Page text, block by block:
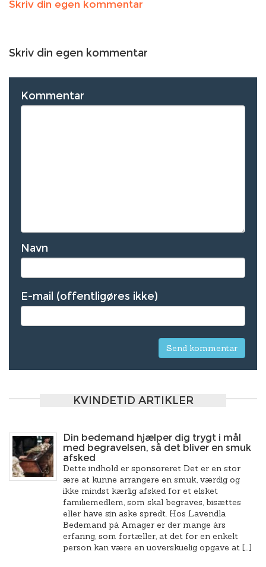
Skriv din egen kommentar
Skriv din egen kommentar
Kommentar
Navn
E-mail (offentligøres ikke)
KVINDETID ARTIKLER
Din bedemand hjælper dig trygt i mål
med begravelsen, så det bliver en smuk
afsked
Dette indhold er sponsoreret Det er en stor
ære at kunne arrangere en smuk, værdig og
ikke mindst kærlig afsked for et elsket
familiemedlem, som skal begraves, bisættes
eller have sin aske spredt. Hos Lavendla
Bedemand på Amager er der mange års
erfaring, som fortæller, at det for en enkelt
person kan være en uoverskuelig opgave at […]